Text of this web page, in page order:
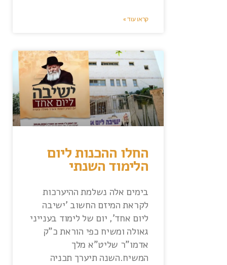
קראו עוד »
החלו ההכנות ליום
הלימוד השנתי
בימים אלה נשלמת ההיערכות
לקראת המיזם החשוב 'ישיבה
ליום אחד', יום של לימוד בענייני
גאולה ומשיח כפי הוראת כ"ק
אדמו"ר שליט"א מלך
המשיח.השנה תיערך תכניה